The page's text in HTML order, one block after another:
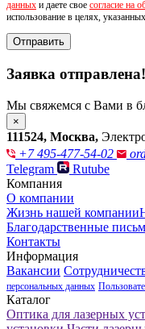
данных и даете свое согласие на
использование в целях,
Отправить
Заявка отправлена!
Мы свяжемся с Вами в
×
111524, Москва,
+7 495-477-54-02
Telegram
Rutube
Компания
О компании
Жизнь нашей компании
Благодарственные
Контакты
Информация
Вакансии
персональных данных
Каталог
Оптика для лазерных